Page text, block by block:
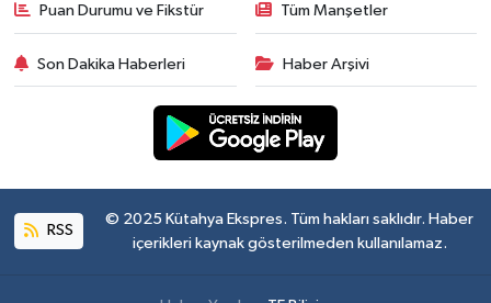
Puan Durumu ve Fikstür Tüm Manşetler
Son Dakika Haberleri Haber Arşivi
RSS
© 2025 Kütahya Ekspres. Tüm hakları saklıdır. Haber
içerikleri kaynak gösterilmeden kullanılamaz.